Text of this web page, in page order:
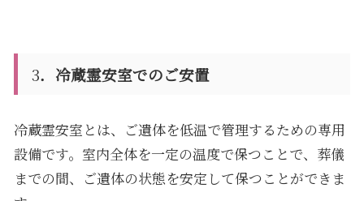
3．冷蔵霊安室でのご安置
冷蔵霊安室とは、ご遺体を低温で管理するための専用
設備です。室内全体を一定の温度で保つことで、葬儀
までの間、ご遺体の状態を安定して保つことができま